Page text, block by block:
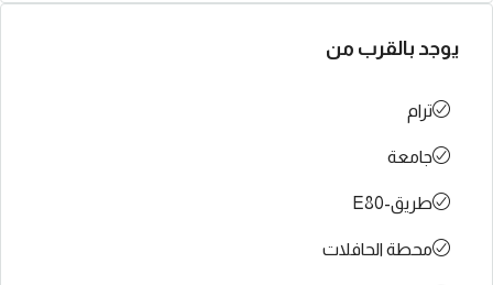
يوجد بالقرب من
ترام
جامعة
طريق-E80
محطة الحافلات